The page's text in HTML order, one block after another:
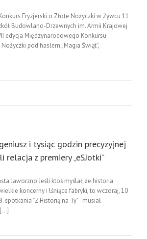
Fryzjerski o Złote Nożyczki w Żywcu 11
Budowlano-Drzewnych im. Armii Krajowej
edycja Międzynarodowego Konkursu
pod hasłem „Magia Świąt”,
i tysiąc godzin precyzyjnej
relacja z premiery „eSJotki”
Jaworzno Jeśli ktoś myślał, że historia
koncerny i lśniące fabryki, to wczoraj, 10
spotkania "Z Historią na Ty" - musiał